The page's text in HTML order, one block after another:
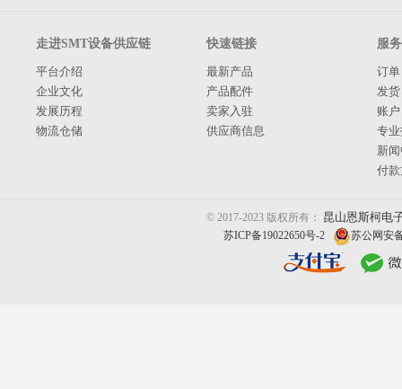
走进SMT设备供应链
平台介绍
企业文化
发展历程
物流仓储
快速链接
最新产品
产品配件
卖家入驻
供应商信息
服务
订
发
账
专
新
付
© 2017-2023 版权所有： 昆山恩斯柯电
苏ICP备19022650号-2 苏公网安